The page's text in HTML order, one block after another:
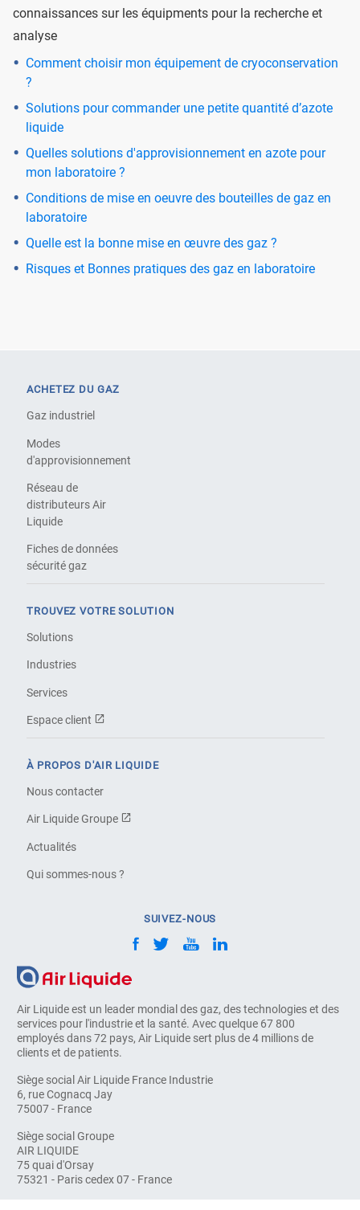
connaissances sur les équipments pour la recherche et
analyse
Comment choisir mon équipement de cryoconservation
?
Solutions pour commander une petite quantité d’azote
liquide
Quelles solutions d'approvisionnement en azote pour
mon laboratoire ?
Conditions de mise en oeuvre des bouteilles de gaz en
laboratoire
Quelle est la bonne mise en œuvre des gaz ?
Risques et Bonnes pratiques des gaz en laboratoire
Air Liquide est un leader mondial des gaz, des technologies et des
services pour l'industrie et la santé. Avec quelque 67 800
employés dans 72 pays, Air Liquide sert plus de 4 millions de
clients et de patients.
Siège social Air Liquide France Industrie
6, rue Cognacq Jay
75007 - France
Siège social Groupe
AIR LIQUIDE
75 quai d'Orsay
75321 - Paris cedex 07 - France
ACHETEZ DU GAZ
Gaz industriel
Modes
d'approvisionnement
Réseau de
distributeurs Air
Liquide
Fiches de données
sécurité gaz
TROUVEZ VOTRE SOLUTION
Solutions
Industries
Services
Espace client
À PROPOS D'AIR LIQUIDE
Nous contacter
Air Liquide Groupe
Actualités
Qui sommes-nous ?
SUIVEZ-NOUS